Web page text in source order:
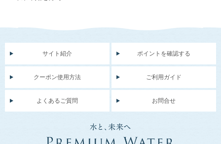
サイト紹介 ポイントを確認する
クーポン使用方法 ご利用ガイド
よくあるご質問 お問合せ